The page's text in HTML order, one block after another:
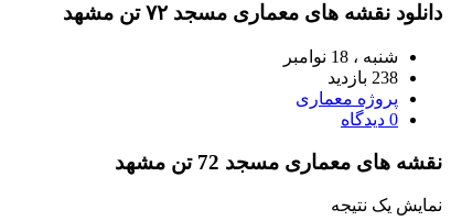
دانلود نقشه های معماری مسجد ۷۲ تن مشهد
شنبه ، 18 نوامبر
238 بازدید
پروژه معماری
0 دیدگاه
نقشه های معماری مسجد 72 تن مشهد
نمایش یک نتیجه